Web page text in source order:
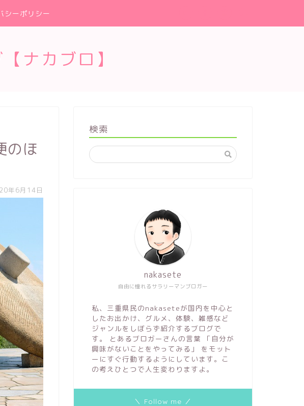
シーポリシー
ナカブロ】
のほ
年6月14日
検索
自由に憧れるサラリーマンブロガー
nakasete
私、三重県民のnakaseteが国内を中心と
したお出かけ、グルメ、体験、雑感など
ジャンルをしぼらず紹介するブログで
す。 とあるブロガーさんの言葉 「自分が
興味がないことをやってみる」 をモット
ーにすぐ行動するようにしています。こ
の考えひとつで人生変わりますよ。
＼ Follow me ／